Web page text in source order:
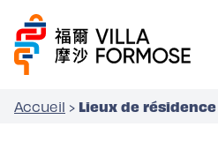
Accueil › Lieux de résidence